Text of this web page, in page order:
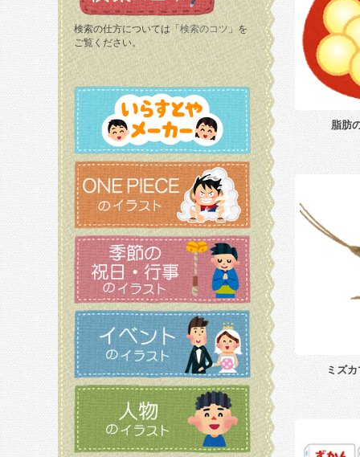
検索の仕方については「 検索のコツ 」を
ご覧ください。
脂肪
ミズ